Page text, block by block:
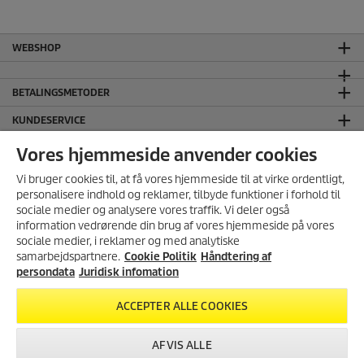
WEBSHOP
BETALINGSMETODER
KUNDESERVICE
GENEREL INFORMATION
HOVEDKONTOR
JURIDISK INFORMATION
Håndtering af persondata
Salgs- og leveringsbetingelser
Ansvarsfraskrivelse
Cookie Policy
FØLG OS PÅ SOCIALE MEDIER
Vores hjemmeside anvender cookies
Vi bruger cookies til, at få vores hjemmeside til at virke ordentligt,
personalisere indhold og reklamer, tilbyde funktioner i forhold til
sociale medier og analysere vores traffik. Vi deler også
information vedrørende din brug af vores hjemmeside på vores
sociale medier, i reklamer og med analytiske
samarbejdspartnere. Cookie Politik Håndtering af
persondata Juridisk infomation
ACCEPTER ALLE COOKIES
AFVIS ALLE